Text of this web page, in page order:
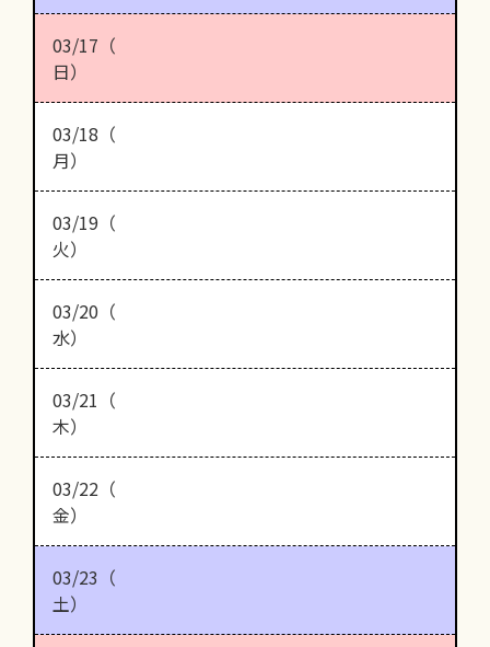
03/17（
日）
03/18（
月）
03/19（
火）
03/20（
水）
03/21（
木）
03/22（
金）
03/23（
土）